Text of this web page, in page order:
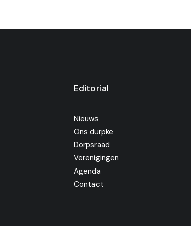
Editorial
Nieuws
Ons durpke
Dorpsraad
Verenigingen
Agenda
Contact